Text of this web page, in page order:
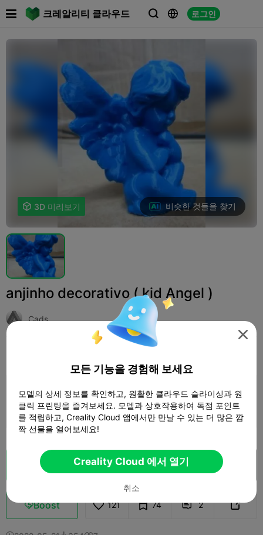
크레알리티 클라우드   로그인
 
 3D 미리보기 비슷한 것들을 찾기
anjinho decorativo ( kid Angel )
Cads
 인쇄 설정 추가
더 많은 포인트 획득
클라우드 슬라이스 Creality Cloud 에서 열기
Boost 121 74  2 

모든 기능을 경험해 보세요
모델의 상세 정보를 확인하고, 원활한 클라우드 슬라이싱과 원
클릭 프린팅을 즐겨보세요. 모델과 상호작용하여 독점 포인트
를 적립하고, Creality Cloud 앱에서만 만날 수 있는 더 많은 깜
짝 선물을 열어보세요!
Creality Cloud 에서 열기
취소